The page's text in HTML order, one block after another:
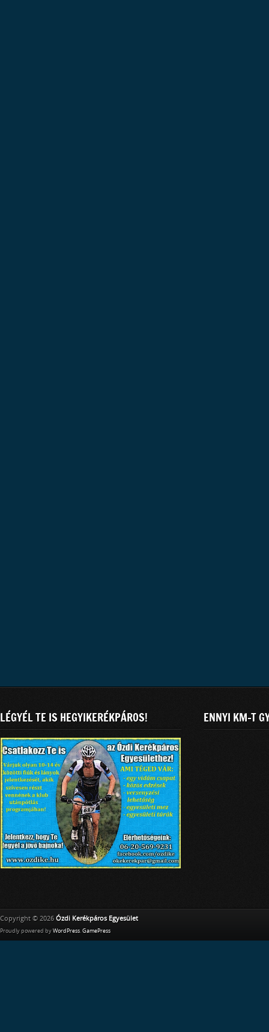
LÉGYÉL TE IS HEGYIKERÉKPÁROS! ENNYI KM-T
Copyright © 2026 Ózdi Kerékpáros Egyesület
Proudly powered by WordPress. GamePress